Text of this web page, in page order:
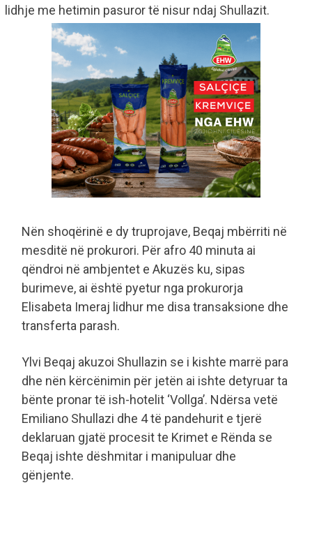
lidhje me hetimin pasuror të nisur ndaj Shullazit.
Nën shoqërinë e dy truprojave, Beqaj mbërriti në
mesditë në prokurori. Për afro 40 minuta ai
qëndroi në ambjentet e Akuzës ku, sipas
burimeve, ai është pyetur nga prokurorja
Elisabeta Imeraj lidhur me disa transaksione dhe
transferta parash.
Ylvi Beqaj akuzoi Shullazin se i kishte marrë para
dhe nën kërcënimin për jetën ai ishte detyruar ta
bënte pronar të ish-hotelit ‘Vollga’. Ndërsa vetë
Emiliano Shullazi dhe 4 të pandehurit e tjerë
deklaruan gjatë procesit te Krimet e Rënda se
Beqaj ishte dëshmitar i manipuluar dhe
gënjente.